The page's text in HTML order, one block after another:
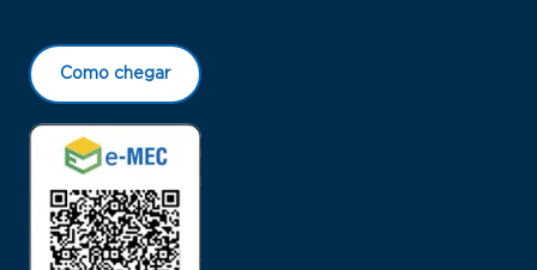
Como chegar